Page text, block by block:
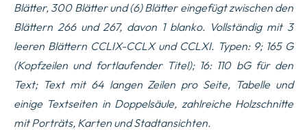
Blätter, 300 Blätter und (6) Blätter eingefügt zwischen den
Blättern 266 und 267, davon 1 blanko. Vollständig mit 3
leeren Blättern CCLIX-CCLX und CCLXI. Typen: 9; 165 G
(Kopfzeilen und fortlaufender Titel); 16: 110 bG für den
Text; Text mit 64 langen Zeilen pro Seite, Tabelle und
einige Textseiten in Doppelsäule, zahlreiche Holzschnitte
mit Porträts, Karten und Stadtansichten.